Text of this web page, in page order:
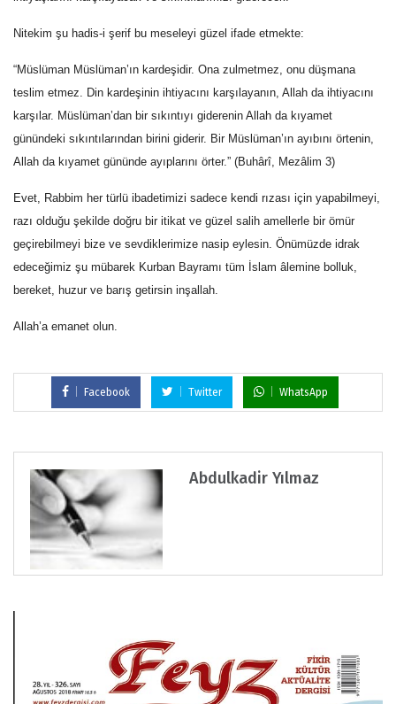
Nitekim şu hadis-i şerif bu meseleyi güzel ifade etmekte:
“Müslüman Müslüman’ın kardeşidir. Ona zulmetmez, onu düşmana
teslim etmez. Din kardeşinin ihtiyacını karşılayanın, Allah da ihtiyacını
karşılar. Müslüman’dan bir sıkıntıyı giderenin Allah da kıyamet
günündeki sıkıntılarından birini giderir. Bir Müslüman’ın ayıbını örtenin,
Allah da kıyamet gününde ayıplarını örter.” (Buhârî, Mezâlim 3)
Evet, Rabbim her türlü ibadetimizi sadece kendi rızası için yapabilmeyi,
razı olduğu şekilde doğru bir itikat ve güzel salih amellerle bir ömür
geçirebilmeyi bize ve sevdiklerimize nasip eylesin. Önümüzde idrak
edeceğimiz şu mübarek Kurban Bayramı tüm İslam âlemine bolluk,
bereket, huzur ve barış getirsin inşallah.
Allah’a emanet olun.
Facebook Twitter WhatsApp
Abdulkadir Yılmaz